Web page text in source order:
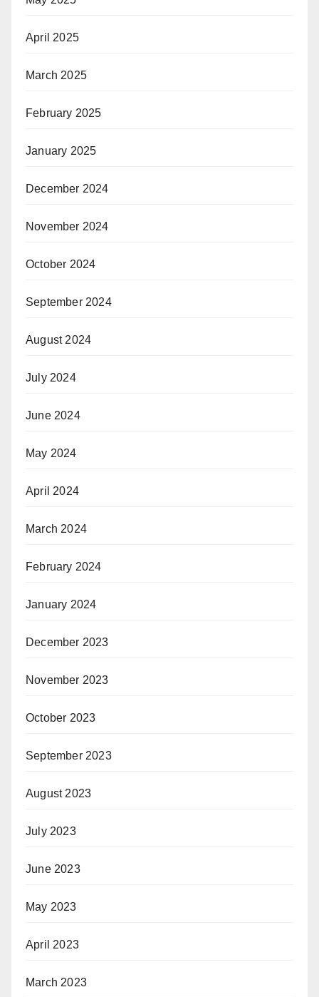
April 2025
March 2025
February 2025
January 2025
December 2024
November 2024
October 2024
September 2024
August 2024
July 2024
June 2024
May 2024
April 2024
March 2024
February 2024
January 2024
December 2023
November 2023
October 2023
September 2023
August 2023
July 2023
June 2023
May 2023
April 2023
March 2023